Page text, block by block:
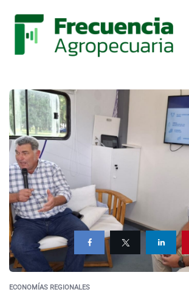
ECONOMÍAS REGIONALES